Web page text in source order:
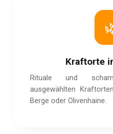
Kraftorte
Rituale und
ausgewählten
Berge oder Olivenhaine.